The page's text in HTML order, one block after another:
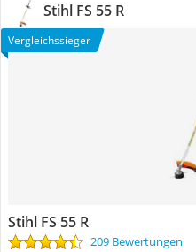
Stihl FS 55 R
Vergleichssieger
Stihl FS 55 R
209 Bewertungen